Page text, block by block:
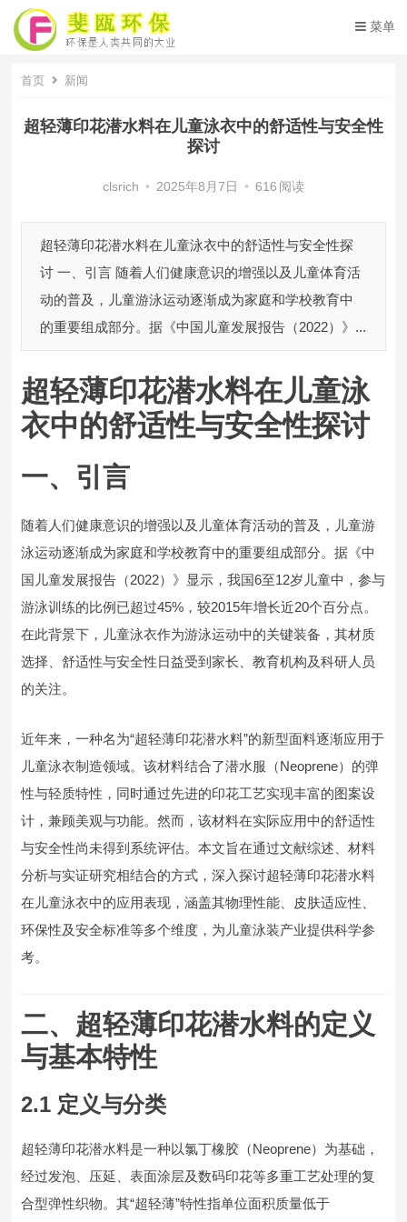
菜单
首页 新闻
超轻薄印花潜水料在儿童泳衣中的舒适性与安全性
探讨
clsrich • 2025年8月7日 • 616 阅读
超轻薄印花潜水料在儿童泳衣中的舒适性与安全性探
讨 一、引言 随着人们健康意识的增强以及儿童体育活
动的普及，儿童游泳运动逐渐成为家庭和学校教育中
的重要组成部分。据《中国儿童发展报告（2022）》...
超轻薄印花潜水料在儿童泳
衣中的舒适性与安全性探讨
一、引言
随着人们健康意识的增强以及儿童体育活动的普及，儿童游
泳运动逐渐成为家庭和学校教育中的重要组成部分。据《中
国儿童发展报告（2022）》显示，我国6至12岁儿童中，参与
游泳训练的比例已超过45%，较2015年增长近20个百分点。
在此背景下，儿童泳衣作为游泳运动中的关键装备，其材质
选择、舒适性与安全性日益受到家长、教育机构及科研人员
的关注。
近年来，一种名为“超轻薄印花潜水料”的新型面料逐渐应用于
儿童泳衣制造领域。该材料结合了潜水服（Neoprene）的弹
性与轻质特性，同时通过先进的印花工艺实现丰富的图案设
计，兼顾美观与功能。然而，该材料在实际应用中的舒适性
与安全性尚未得到系统评估。本文旨在通过文献综述、材料
分析与实证研究相结合的方式，深入探讨超轻薄印花潜水料
在儿童泳衣中的应用表现，涵盖其物理性能、皮肤适应性、
环保性及安全标准等多个维度，为儿童泳装产业提供科学参
考。
二、超轻薄印花潜水料的定义
与基本特性
2.1 定义与分类
超轻薄印花潜水料是一种以氯丁橡胶（Neoprene）为基础，
经过发泡、压延、表面涂层及数码印花等多重工艺处理的复
合型弹性织物。其“超轻薄”特性指单位面积质量低于